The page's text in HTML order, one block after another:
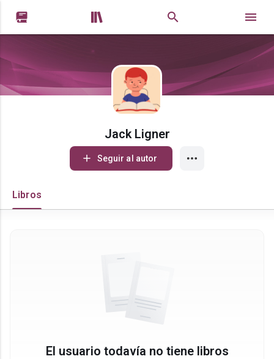
 
Jack Ligner
Seguir al autor
Libros
El usuario todavía no tiene libros